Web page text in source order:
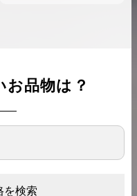
品物は？
を検索